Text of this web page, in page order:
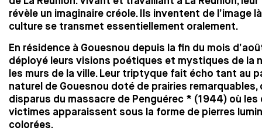
révèle un imaginaire créole. Ils inventent de l’image
culture se transmet essentiellement oralement.
En résidence à Gouesnou depuis la fin du mois
déployé leurs visions poétiques et mystiques de la
les murs de la ville. Leur triptyque fait écho tant au
naturel de Gouesnou doté de prairies remarquables,
disparus du massacre de Penguérec * (1944) où
victimes apparaissent sous la forme de pierres
colorées.